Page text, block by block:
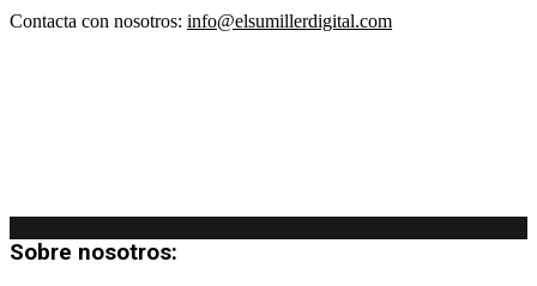
Contacta con nosotros: info@elsumillerdigital.com
Sobre nosotros: